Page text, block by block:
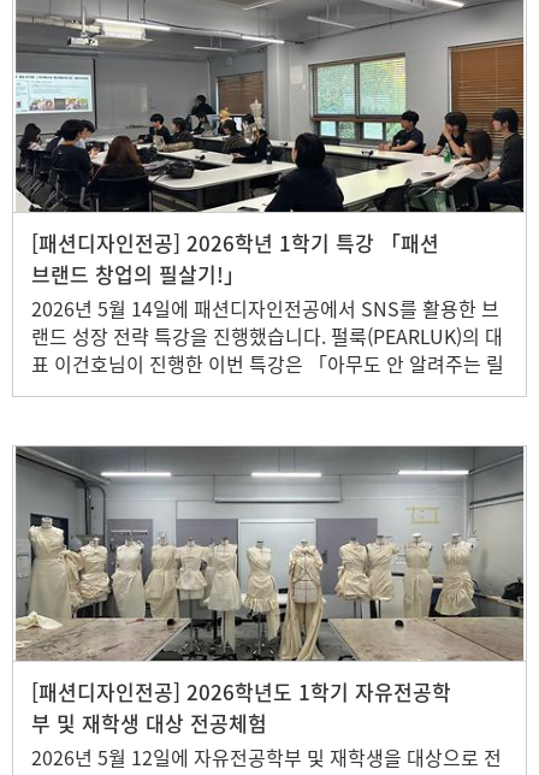
[패션디자인전공] 2026학년 1학기 특강 「패션
브랜드 창업의 필살기!」
2026년 5월 14일에 패션디자인전공에서 SNS를 활용한 브
랜드 성장 전략 특강을 진행했습니다. 펄룩(PEARLUK)의 대
표 이건호님이 진행한 이번 특강은 「아무도 안 알려주는 릴
스 성공 공식」을 주제로 SNS 계정을 성장시키는 방법과 콘
필요한 다양한 인사이트를 얻는 뜻깊은 시간을 가졌습니다.
[패션디자인전공] 2026학년도 1학기 자유전공학
부 및 재학생 대상 전공체험
2026년 5월 12일에 자유전공학부 및 재학생을 대상으로 전